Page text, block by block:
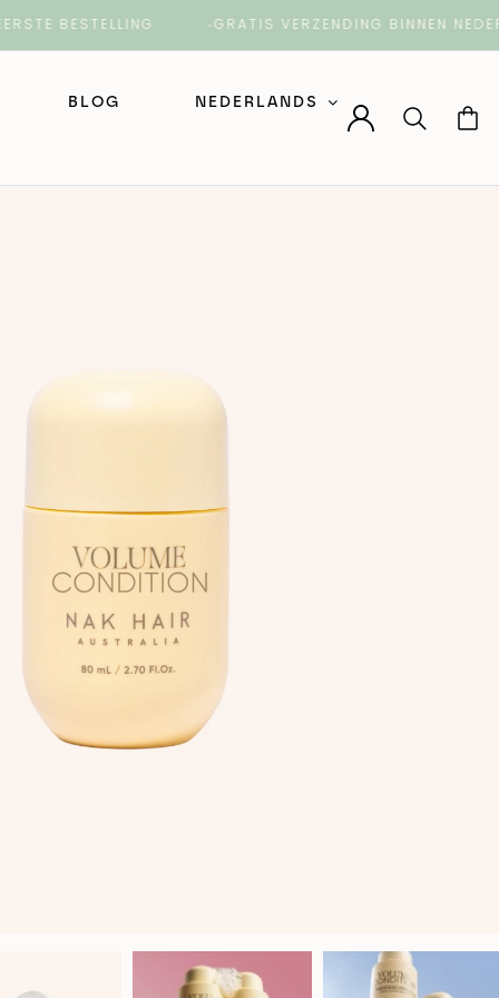
BESTELLING GRATIS VERZENDING BINNEN
BLOG NEDERLANDS